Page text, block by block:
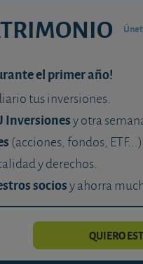
el primer año!
tus inversiones.
Inversionesy otra
(acciones, fondos,
y derechos.
sociosy ahorra
QUIERO